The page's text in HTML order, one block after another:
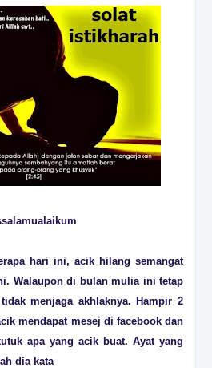
hari ini, acik hilang semangat
Walaupon di bulan mulia ini tetap
menjaga akhlaknya. Hampir 2
mendapat mesej di facebook dan
apa yang acik buat. Ayat yang
dia kata